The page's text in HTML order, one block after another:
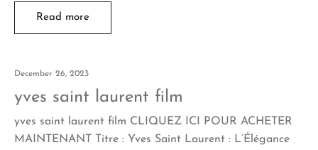
Read more
December 26, 2023
yves saint laurent film
yves saint laurent film CLIQUEZ ICI POUR ACHETER
MAINTENANT Titre : Yves Saint Laurent : L’Élégance